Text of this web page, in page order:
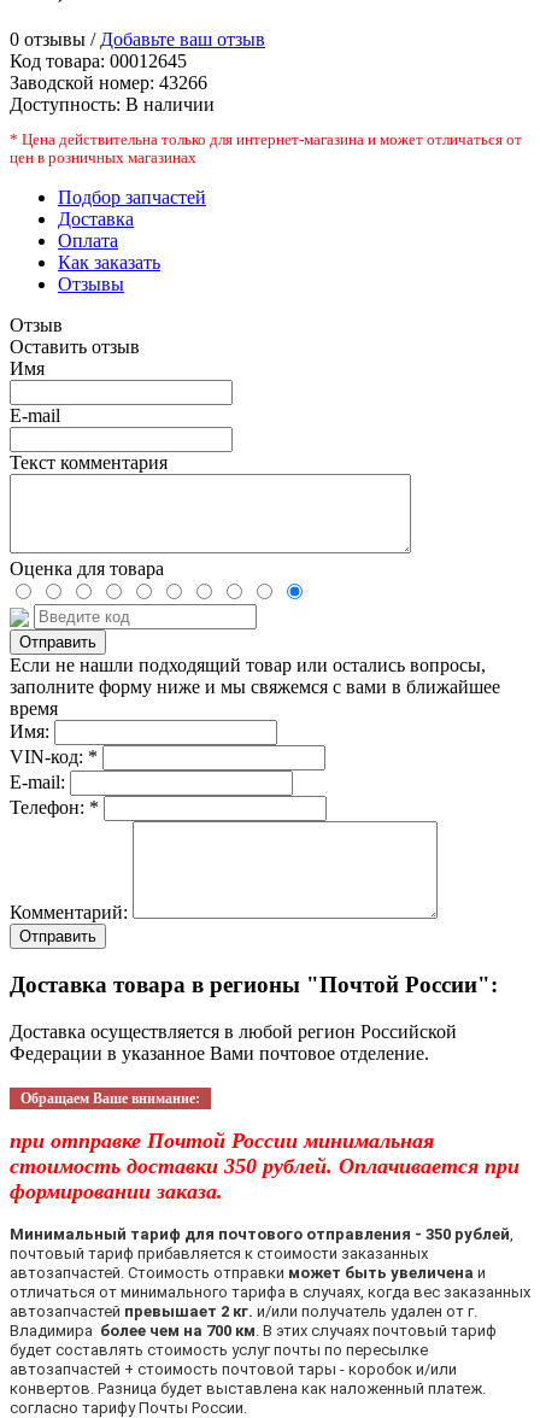
0 отзывы / Добавьте ваш отзыв
Код товара: 00012645
Заводской номер: 43266
Доступность: В наличии
* Цена действительна только для интернет-магазина и может отличаться от
цен в розничных магазинах
Подбор запчастей
Доставка
Оплата
Как заказать
Отзывы
Отзыв
Оставить отзыв
Имя
E-mail
Текст комментария
Оценка для товара
Если не нашли подходящий товар или остались вопросы,
заполните форму ниже и мы свяжемся с вами в ближайшее
время
Имя:
VIN-код: *
E-mail:
Телефон: *
Комментарий:
Отправить
Доставка товара в регионы "Почтой России":
Доставка осуществляется в любой регион Российской
Федерации в указанное Вами почтовое отделение.
Обращаем Ваше внимание:
при отправке Почтой России минимальная
стоимость доставки 350 рублей. Оплачивается при
формировании заказа.
Минимальный тариф для почтового отправления - 350 рублей
почтовый тариф прибавляется к стоимости заказанных
автозапчастей. Стоимость отправки может быть увеличена и
отличаться от минимального тарифа в случаях, когда вес заказанных
автозапчастей превышает 2 кг. и/или получатель удален от г.
Владимира более чем на 700 км . В этих случаях почтовый тариф
будет составлять стоимость услуг почты по пересылке
автозапчастей + стоимость почтовой тары - коробок и/или
конвертов. Разница будет выставлена как наложенный платеж.
согласно тарифу Почты России.